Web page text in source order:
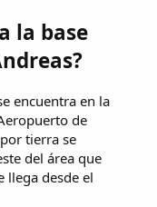
la base
encuentra en la
de
tierra se
del área que
llega desde el